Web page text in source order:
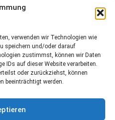
verwenden wir Technologien wie
speichern und/oder darauf
zustimmst, können wir Daten
IDs auf dieser Website verarbeiten.
oder zurückziehst, können
beeinträchtigt werden.